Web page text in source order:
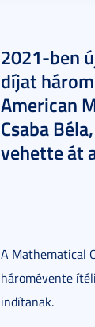
2021-ben
díjat
American
Csaba
vehette át
A Mathematical
háromévente
indítanak.